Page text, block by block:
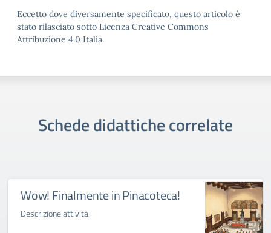
Eccetto dove diversamente specificato, questo articolo è
stato rilasciato sotto Licenza Creative Commons
Attribuzione 4.0 Italia.
Schede didattiche correlate
Wow! Finalmente in Pinacoteca!
Descrizione attività